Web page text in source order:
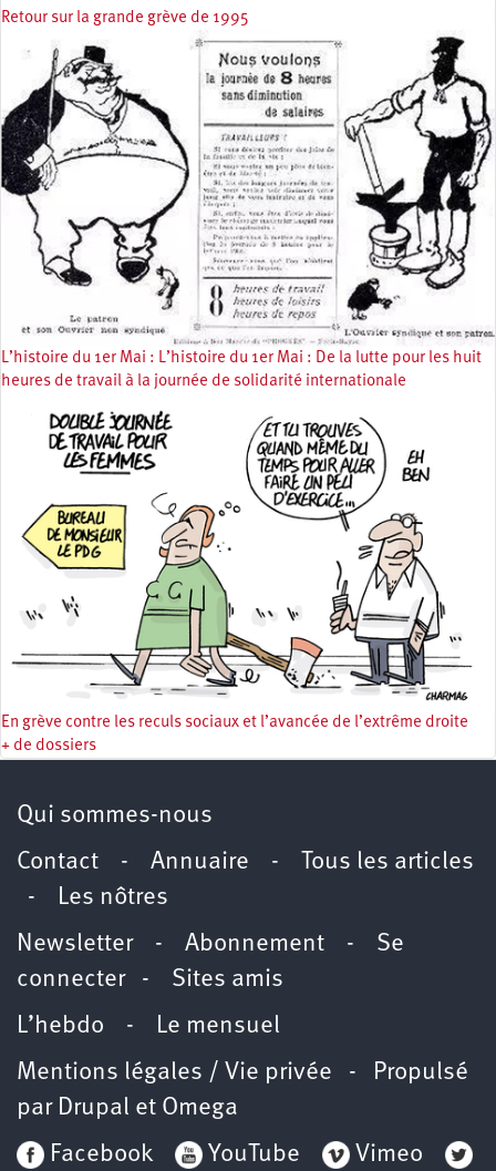
Retour sur la grande grève de 1995
L’histoire du 1er Mai : L’histoire du 1er Mai : De la lutte pour les huit
heures de travail à la journée de solidarité internationale
En grève contre les reculs sociaux et l’avancée de l’extrême droite
+ de dossiers
Qui sommes-nous
Contact - Annuaire -
Tous les articles
- Les nôtres
Newsletter- Abonnement - Se
connecter- Sites amis
L’hebdo - Le mensuel
Mentions légales / Vie privée - Propulsé
par Drupal et Omega
Facebook
YouTube Vimeo